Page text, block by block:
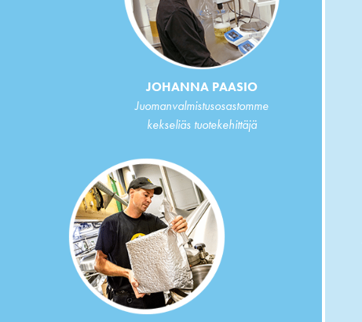
JOHANNA PAASIO
Juomanvalmistusosastomme
kekseliäs tuotekehittäjä